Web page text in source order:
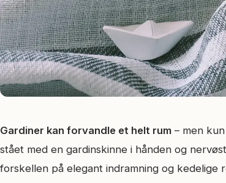
Gardiner kan forvandle et helt rum – men
stået med en gardinskinne i hånden og
forskellen på elegant indramning og kedelige